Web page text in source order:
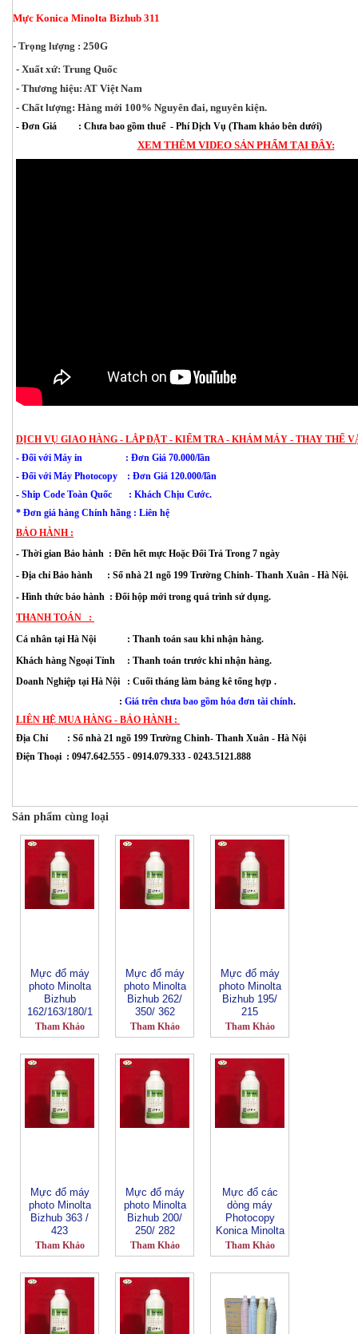
Mực Konica Minolta Bizhub 311
- Trọng lượng : 250G
- Xuất xứ: Trung Quốc
- Thương hiệu: AT Việt Nam
- Chất lượng: Hàng mới 100% Nguyên đai, nguyên kiện.
- Đơn Giá : Chưa bao gồm thuế - Phí Dịch Vụ (Tham khảo bên dưới)
XEM THÊM VIDEO SẢN PHẨM TẠI ĐÂY:
DỊCH VỤ GIAO HÀNG - LẮP ĐẶT - KIỂM TRA - KHÁM MÁY - THAY THẾ
- Đối với Máy in : Đơn Giá 70.000/lần
- Đối với Máy Photocopy : Đơn Giá 120.000/lần
- Ship Code Toàn Quốc : Khách Chịu Cước.
* Đơn giá hàng Chính hãng : Liên hệ
BẢO HÀNH :
- Thời gian Bảo hành  : Đến hết mực Hoặc Đổi Trả Trong 7 ngày
- Địa chỉ Bảo hành      : Số nhà 21 ngõ 199 Trường Chinh- Thanh Xuân - Hà Nội.
- Hình thức bảo hành  : Đổi hộp mới trong quá trình sử dụng.
THANH TOÁN   :
Cá nhân tại Hà Nội             : Thanh toán sau khi nhận hàng.
Khách hàng Ngoại Tỉnh     : Thanh toán trước khi nhận hàng.
Doanh Nghiệp tại Hà Nội   : Cuối tháng làm bảng kê tổng hợp .
: Giá trên chưa bao gồm hóa đơn tài chính.
LIÊN HỆ MUA HÀNG - BẢO HÀNH :
Địa Chỉ : Số nhà 21 ngõ 199 Trường Chinh- Thanh Xuân - Hà Nội
Điện Thoại : 0947.642.555 - 0914.079.333 - 0243.5121.888
Sản phẩm cùng loại
Mực đổ máy
photo Minolta
Bizhub
162/163/180/1
81/210/220
Tham Khảo
Mực đổ máy
photo Minolta
Bizhub 262/
350/ 362
Tham Khảo
Mực đổ máy
photo Minolta
Bizhub 195/
215
Tham Khảo
Mực đổ máy
photo Minolta
Bizhub 363 /
423
Tham Khảo
Mực đổ máy
photo Minolta
Bizhub 200/
250/ 282
Tham Khảo
Mực đổ các
dòng máy
Photocopy
Konica Minolta
Tham Khảo